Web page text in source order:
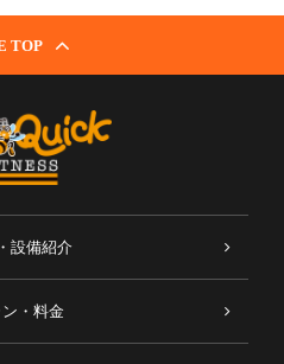
TOP
設備紹介
ン・料金